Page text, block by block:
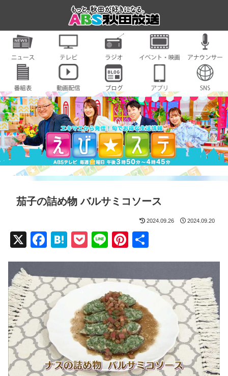
茄子の詰め物 バルサミコソース
2024.09.26 2024.09.20
X
F
c
e
b
o
o
k
H
e
n
P
et
Li
Pi
e
st